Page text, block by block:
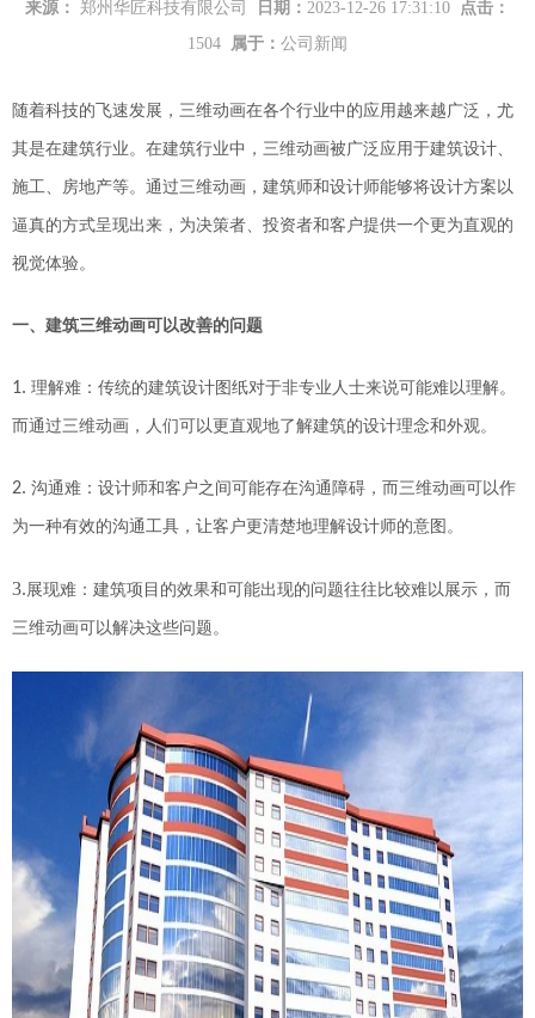
来源： 郑州华匠科技有限公司 日期： 2023-12-26 17:31:10
点击：
1504
属于： 公司新闻
随着科技的飞速发展，三维动画在各个行业中的应用越来越广泛，尤
其是在建筑行业。在建筑行业中，三维动画被广泛应用于建筑设计、
施工、房地产等。通过三维动画，建筑师和设计师能够将设计方案以
逼真的方式呈现出来，为决策者、投资者和客户提供一个更为直观的
视觉体验。
一、建筑三维动画可以改善的问题
1. 理解难 ：传统的建筑设计图纸对于非专业人士来说可能难以理解。
而通过三维动画，人们可以更直观地了解建筑的设计理念和外观。
2. 沟通难 ：设计师和客户之间可能存在沟通障碍，而三维动画可以作
为一种有效的沟通工具，让客户更清楚地理解设计师的意图。
3. 展现难 ：建筑项目 的效果和可能出现的问题往往比较难以展示 ，而
三维动画可以解决这些问题。